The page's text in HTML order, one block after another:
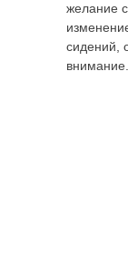
желание
сидений,